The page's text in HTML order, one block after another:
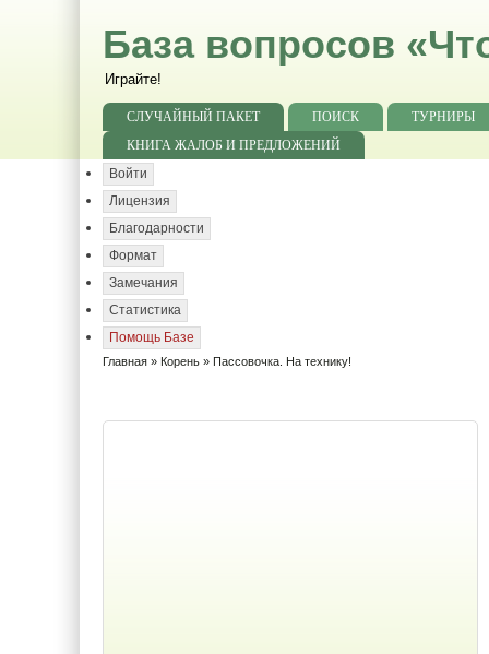
База вопросов
Играйте!
СЛУЧАЙНЫЙ ПАКЕТ ПОИСК
ТУРНИРЫ
КНИГА ЖАЛОБ И ПРЕДЛОЖЕНИЙ
Войти
Лицензия
Благодарности
Формат
Замечания
Статистика
Помощь Базе
Главная » Корень » Пассовочка. На технику!